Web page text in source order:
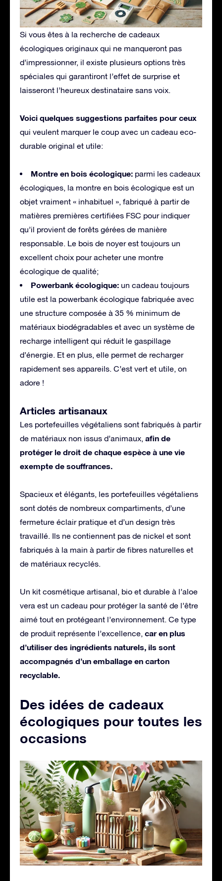
Si vous êtes à la recherche de cadeaux
écologiques originaux qui ne manqueront pas
d’impressionner, il existe plusieurs options très
spéciales qui garantiront l’effet de surprise et
laisseront l’heureux destinataire sans voix.
Voici quelques suggestions parfaites pour ceux
qui veulent marquer le coup avec un cadeau eco-
durable original et utile:
Montre en bois écologique: parmi les cadeaux
écologiques, la montre en bois écologique est un
objet vraiment « inhabituel », fabriqué à partir de
matières premières certifiées FSC pour indiquer
qu’il provient de forêts gérées de manière
responsable. Le bois de noyer est toujours un
excellent choix pour acheter une montre
écologique de qualité;
Powerbank écologique: un cadeau toujours
utile est la powerbank écologique fabriquée avec
une structure composée à 35 % minimum de
matériaux biodégradables et avec un système de
recharge intelligent qui réduit le gaspillage
d’énergie. Et en plus, elle permet de recharger
rapidement ses appareils. C’est vert et utile, on
adore !
Articles artisanaux
Les portefeuilles végétaliens sont fabriqués à partir
de matériaux non issus d’animaux, afin de
protéger le droit de chaque espèce à une vie
exempte de souffrances.
Spacieux et élégants, les portefeuilles végétaliens
sont dotés de nombreux compartiments, d’une
fermeture éclair pratique et d’un design très
travaillé. Ils ne contiennent pas de nickel et sont
fabriqués à la main à partir de fibres naturelles et
de matériaux recyclés.
Un kit cosmétique artisanal, bio et durable à l’aloe
vera est un cadeau pour protéger la santé de l’être
aimé tout en protégeant l’environnement. Ce type
de produit représente l’excellence, car en plus
d’utiliser des ingrédients naturels, ils sont
accompagnés d’un emballage en carton
recyclable.
Des idées de cadeaux
écologiques pour toutes les
occasions